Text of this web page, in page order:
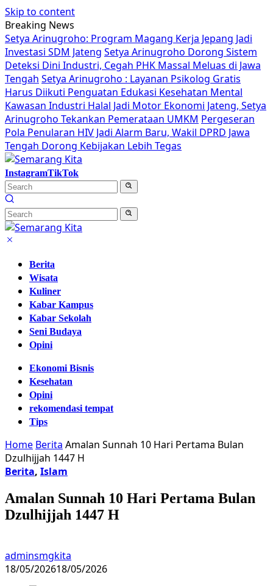
Skip to content
Breaking News
Setya Arinugroho: Program Magang Kerja Jepang Jadi
Investasi SDM Jateng Setya Arinugroho Dorong Sistem
Deteksi Dini Industri, Cegah PHK Massal Meluas di Jawa
Tengah Setya Arinugroho : Layanan Psikolog Gratis
Harus Diikuti Penguatan Edukasi Kesehatan Mental
Kawasan Industri Halal Jadi Motor Ekonomi Jateng, Setya
Arinugroho Tekankan Pemerataan UMKM Pergeseran
Pola Penularan HIV Jadi Alarm Baru, Wakil DPRD Jawa
Tengah Dorong Kebijakan Lebih Tegas
InstagramTikTok
Berita
Wisata
Kuliner
Kabar Kampus
Kabar Sekolah
Seni Budaya
Opini
Ekonomi Bisnis
Kesehatan
Opini
rekomendasi tempat
Tips
Home Berita Amalan Sunnah 10 Hari Pertama Bulan
Dzulhijjah 1447 H
Berita, Islam
Amalan Sunnah 10 Hari Pertama Bulan
Dzulhijjah 1447 H
adminsmgkita
18/05/202618/05/2026